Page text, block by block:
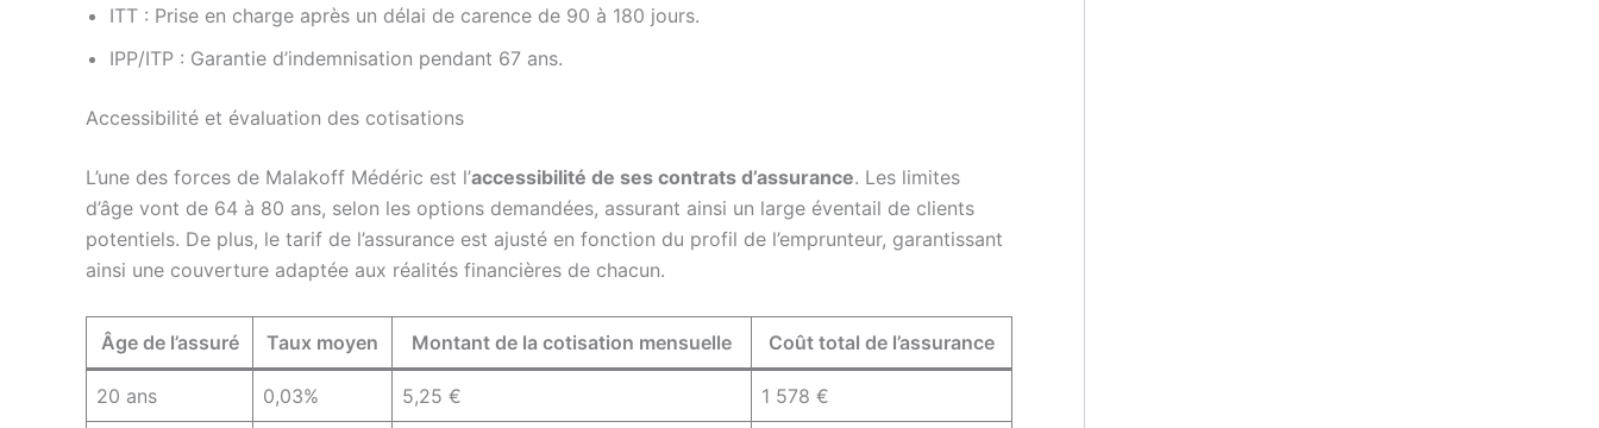
ITT : Prise en charge après un délai de carence de 90 à 180 jours.
IPP/ITP : Garantie d’indemnisation pendant 67 ans.
Accessibilité et évaluation des cotisations
L’une des forces de Malakoff Médéric est l’accessibilité de ses contrats d’assurance. Les limites
d’âge vont de 64 à 80 ans, selon les options demandées, assurant ainsi un large éventail de clients
potentiels. De plus, le tarif de l’assurance est ajusté en fonction du profil de l’emprunteur, garantissant
ainsi une couverture adaptée aux réalités financières de chacun.
Âge de l’assuré Taux moyen Montant de la cotisation mensuelle Coût total de l’assurance
20 ans 0,03% 5,25 € 1 578 €